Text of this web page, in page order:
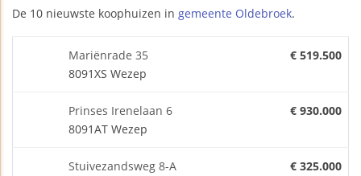
De 10 nieuwste koophuizen in gemeente Oldebroek.
Mariënrade 35
8091XS Wezep
€ 519.500
Prinses Irenelaan 6
8091AT Wezep
€ 930.000
Stuivezandsweg 8-A
€ 325.000